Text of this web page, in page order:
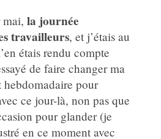
mai,la journée
travailleurs, et j’étais au
étais rendu compte
de faire changer ma
pour
ce jour-là, non pas que
pour glander (je
en ce moment avec